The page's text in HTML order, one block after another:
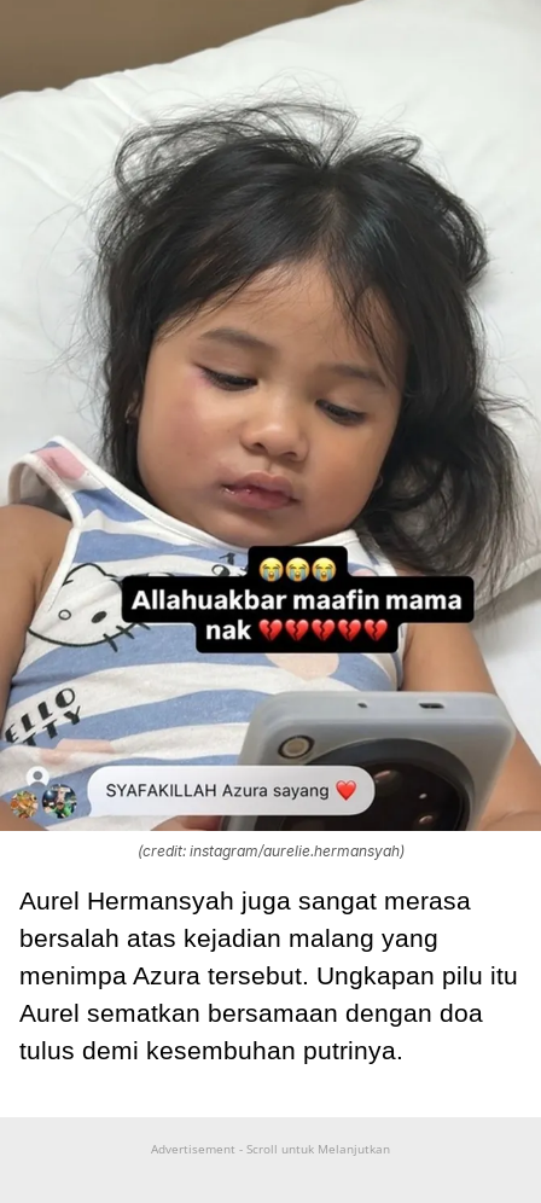
(credit: instagram/aurelie.hermansyah)
Aurel Hermansyah juga sangat merasa
bersalah atas kejadian malang yang
menimpa Azura tersebut. Ungkapan pilu itu
Aurel sematkan bersamaan dengan doa
tulus demi kesembuhan putrinya.
Advertisement - Scroll untuk Melanjutkan